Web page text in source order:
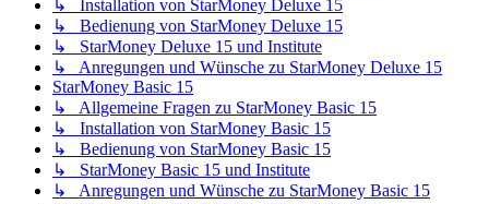
↳ Installation von StarMoney Deluxe 15
↳ Bedienung von StarMoney Deluxe 15
↳ StarMoney Deluxe 15 und Institute
↳ Anregungen und Wünsche zu StarMoney Deluxe 15
StarMoney Basic 15
↳ Allgemeine Fragen zu StarMoney Basic 15
↳ Installation von StarMoney Basic 15
↳ Bedienung von StarMoney Basic 15
↳ StarMoney Basic 15 und Institute
↳ Anregungen und Wünsche zu StarMoney Basic 15